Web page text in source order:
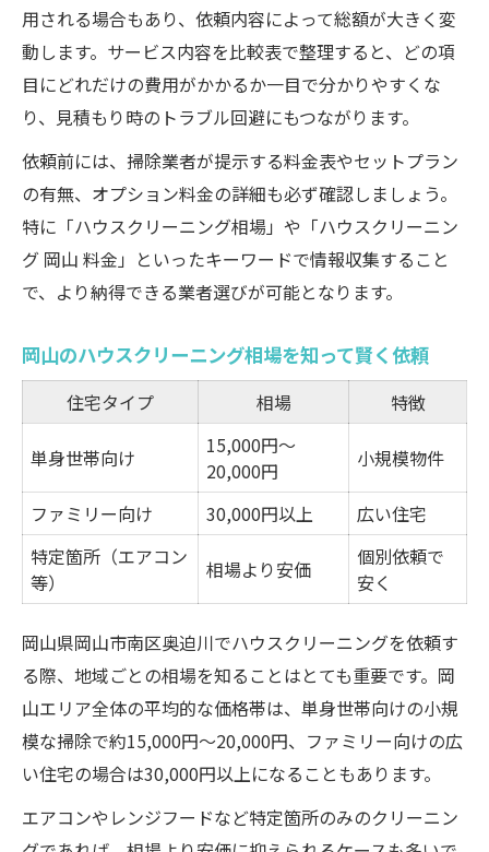
用される場合もあり、依頼内容によって総額が大きく変
動します。サービス内容を比較表で整理すると、どの項
目にどれだけの費用がかかるか一目で分かりやすくな
り、見積もり時のトラブル回避にもつながります。
依頼前には、掃除業者が提示する料金表やセットプラン
の有無、オプション料金の詳細も必ず確認しましょう。
特に「ハウスクリーニング相場」や「ハウスクリーニン
グ 岡山 料金」といったキーワードで情報収集すること
で、より納得できる業者選びが可能となります。
岡山のハウスクリーニング相場を知って賢く依頼
住宅タイプ 相場 特徴
単身世帯向け
15,000円～
20,000円
小規模物件
ファミリー向け 30,000円以上
広い住宅
特定箇所（エアコン
等）
相場より安価
個別依頼で
安く
岡山県岡山市南区奥迫川でハウスクリーニングを依頼す
る際、地域ごとの相場を知ることはとても重要です。岡
山エリア全体の平均的な価格帯は、単身世帯向けの小規
模な掃除で約15,000円～20,000円、ファミリー向けの広
い住宅の場合は30,000円以上になることもあります。
エアコンやレンジフードなど特定箇所のみのクリーニン